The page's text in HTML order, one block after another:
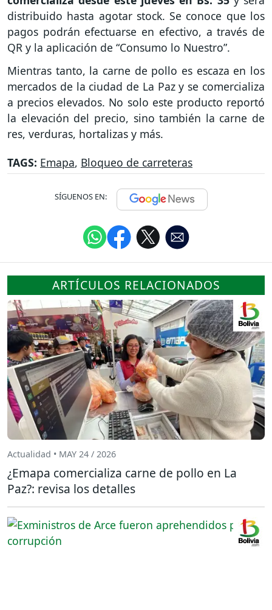
distribuido hasta agotar stock. Se conoce que los
pagos podrán efectuarse en efectivo, a través de
QR y la aplicación de “Consumo lo Nuestro”.
Mientras tanto, la carne de pollo es escaza en los
mercados de la ciudad de La Paz y se comercializa
a precios elevados. No solo este producto reportó
la elevación del precio, sino también la carne de
res, verduras, hortalizas y más.
TAGS: Emapa, Bloqueo de carreteras
SÍGUENOS EN:
ARTÍCULOS RELACIONADOS
Actualidad • MAY 24 / 2026
¿Emapa comercializa carne de pollo en La
Paz?: revisa los detalles